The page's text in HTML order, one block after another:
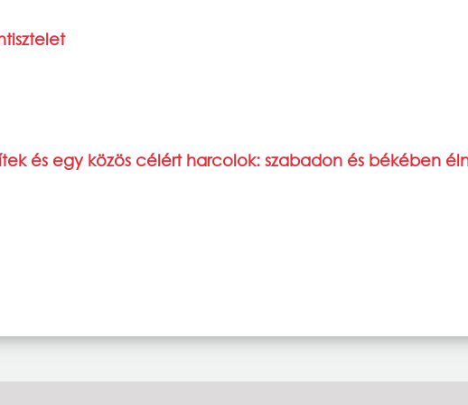
és egy közös célért harcolok: szabadon és békében